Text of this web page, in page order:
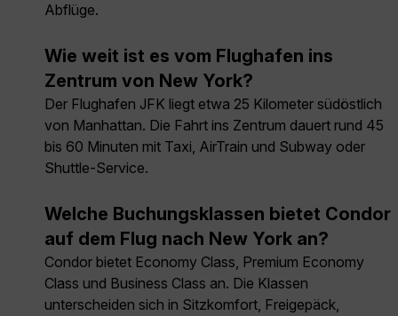
Abflüge.
Wie weit ist es vom Flughafen ins
Zentrum von New York?
Der Flughafen JFK liegt etwa 25 Kilometer südöstlich
von Manhattan. Die Fahrt ins Zentrum dauert rund 45
bis 60 Minuten mit Taxi, AirTrain und Subway oder
Shuttle-Service.
Welche Buchungsklassen bietet Condor
auf dem Flug nach New York an?
Condor bietet Economy Class, Premium Economy
Class und Business Class an. Die Klassen
unterscheiden sich in Sitzkomfort, Freigepäck,